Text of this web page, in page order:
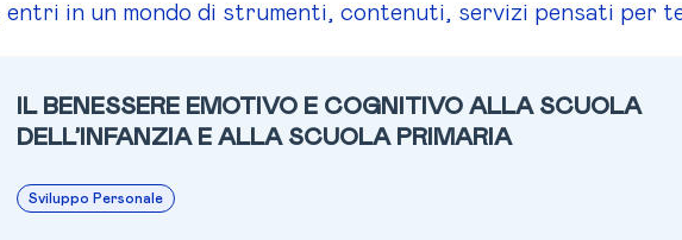
in un mondo di strumenti, contenuti, servizi pensati per
IL BENESSERE EMOTIVO E COGNITIVO ALLA SCUOLA
DELL’INFANZIA E ALLA SCUOLA PRIMARIA
Sviluppo Personale